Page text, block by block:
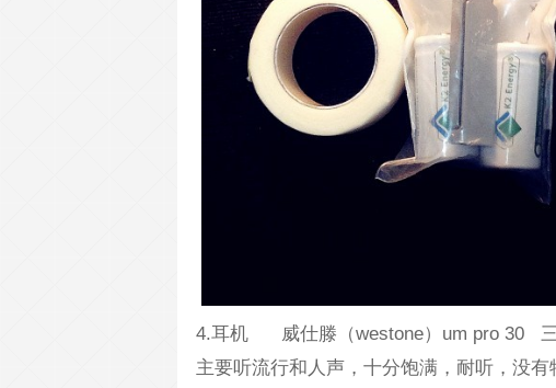
4.耳机 威仕滕（westone）um pro 30 三
主要听流行和人声，十分饱满，耐听，没有